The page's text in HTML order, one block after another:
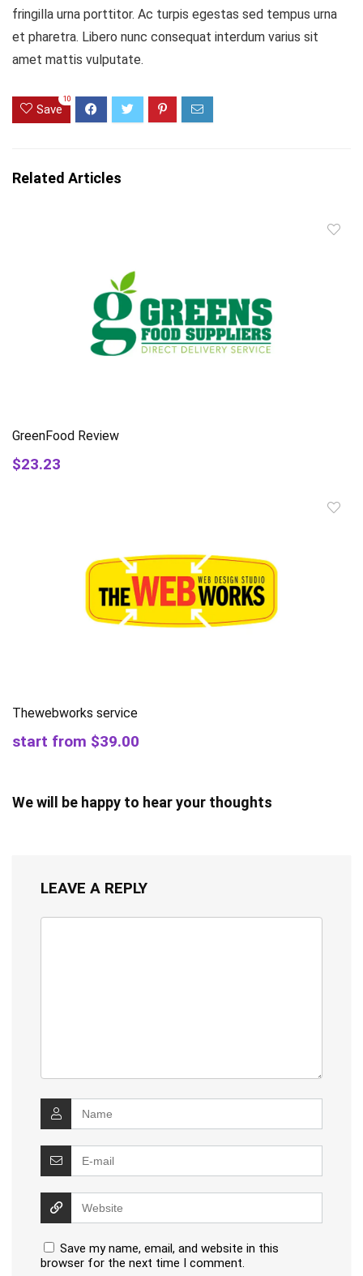
fringilla urna porttitor. Ac turpis egestas sed tempus urna
et pharetra. Libero nunc consequat interdum varius sit
amet mattis vulputate.
Save
10
Related Articles
GreenFood Review
$23.23
Thewebworks service
start from $39.00
We will be happy to hear your thoughts
LEAVE A REPLY
Save my name, email, and website in this
browser for the next time I comment.